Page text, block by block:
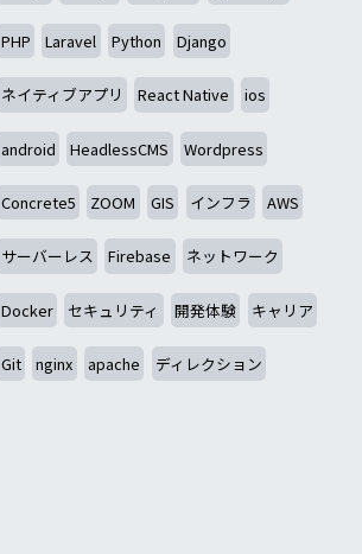
PHP Laravel Python Django
ネイティブアプリ React Native ios
android HeadlessCMS Wordpress
Concrete5 ZOOM GIS インフラ AWS
サーバーレス Firebase ネットワーク
Docker セキュリティ 開発体験 キャリア
Git nginx apache ディレクション